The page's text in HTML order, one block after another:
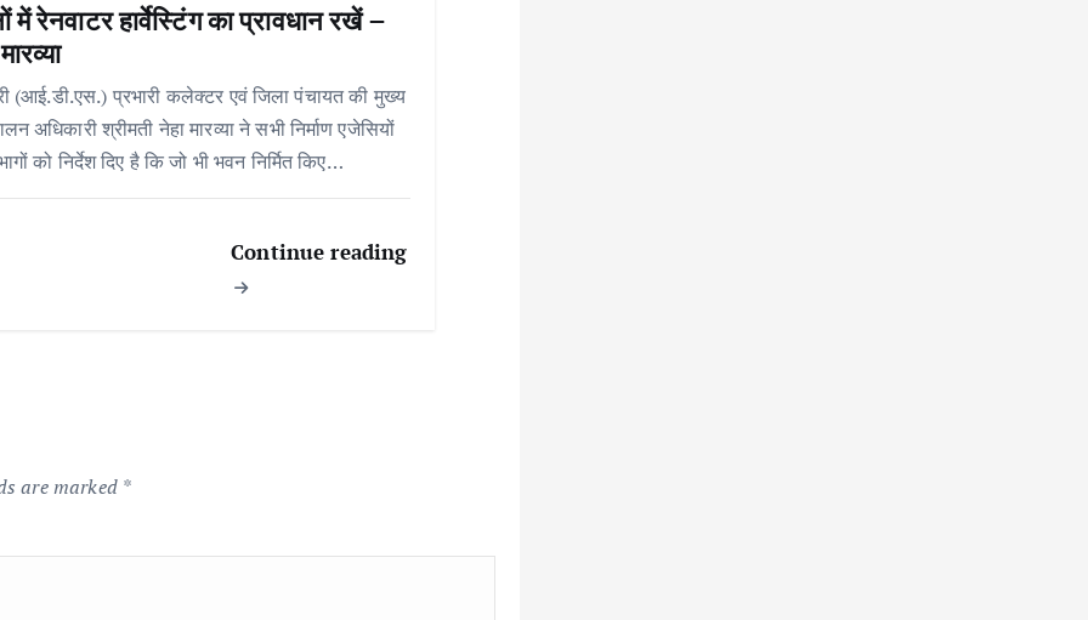
में रेनवाटर हार्वेस्टिंग का प्रावधान रखें –
(आई.डी.एस.) प्रभारी कलेक्टर एवं जिला पंचायत की मुख्य
अधिकारी श्रीमती नेहा मारव्या ने सभी निर्माण एजेसियों
को निर्देश दिए है कि जो भी भवन निर्मित किए…
Continue reading
are marked *